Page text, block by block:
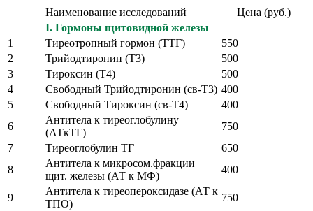
Наименование исследований
Цена (руб.)
I. Гормоны щитовидной железы
1
Тиреотропный гормон (ТТГ)
550
2
Трийодтиронин (Т3)
500
3
Тироксин (Т4)
500
4
Свободный Трийодтиронин (св-Т3) 400
5
Свободный Тироксин (св-Т4)
400
6
Антитела к тиреоглобулину
(АТкТГ)
750
7
Тиреоглобулин ТГ
650
8
Антитела к микросом.фракции
щит. железы (АТ к МФ)
400
9
Антитела к тиреопероксидазе (АТ к
ТПО)
750